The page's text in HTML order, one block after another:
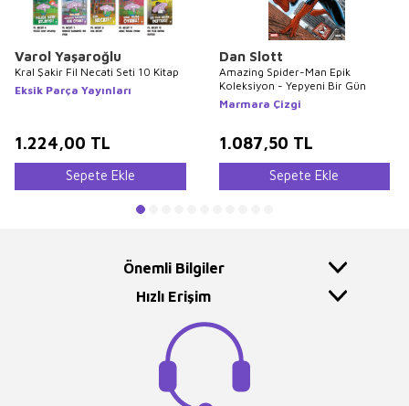
Varol Yaşaroğlu
Kral Şakir Fil Necati Seti 10 Kitap
Eksik Parça Yayınları
1.224,00 TL
Sepete Ekle
Dan Slott
Amazing Spider-Man Epik
Koleksiyon - Yepyeni Bir Gün
Marmara Çizgi
1.087,50 TL
Sepete Ekle
Önemli Bilgiler
Hızlı Erişim